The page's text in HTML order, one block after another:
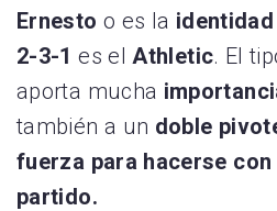
Ernesto o es la
2-3-1 es el Athletic. El
aporta mucha
también a un doble
fuerza para hacerse
partido.